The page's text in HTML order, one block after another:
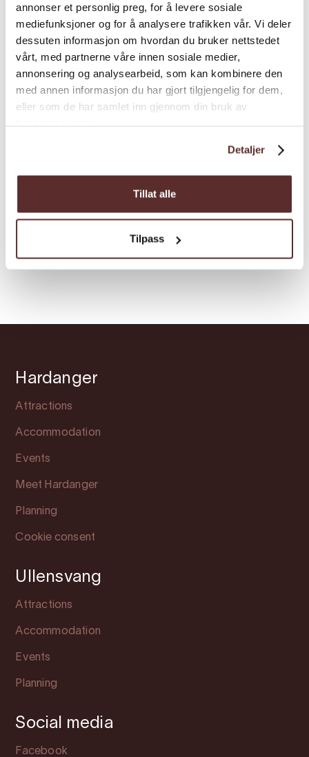
annonser et personlig preg, for å levere sosiale
mediefunksjoner og for å analysere trafikken vår. Vi deler
dessuten informasjon om hvordan du bruker nettstedet
vårt, med partnerne våre innen sosiale medier,
annonsering og analysearbeid, som kan kombinere den
med annen informasjon du har gjort tilgjengelig for dem,
eller som de har samlet inn gjennom din bruk av
Detaljer
Tillat alle
Tilpass
Other attractions
Heit Sørfjorden
Hardanger
Attractions
Accommodation
Events
Meet Hardanger
Planning
Cookie consent
Ullensvang
Attractions
Accommodation
Events
Planning
Social media
Facebook